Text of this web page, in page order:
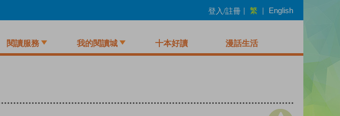
登入/註冊 | 繁 | English
閱讀服務 我的閱讀城 十本好讀 漫話生活